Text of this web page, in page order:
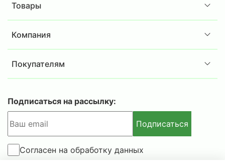
Товары
Компания
Покупателям
Подписаться на рассылку:
Подписаться
Согласен на обработку данных